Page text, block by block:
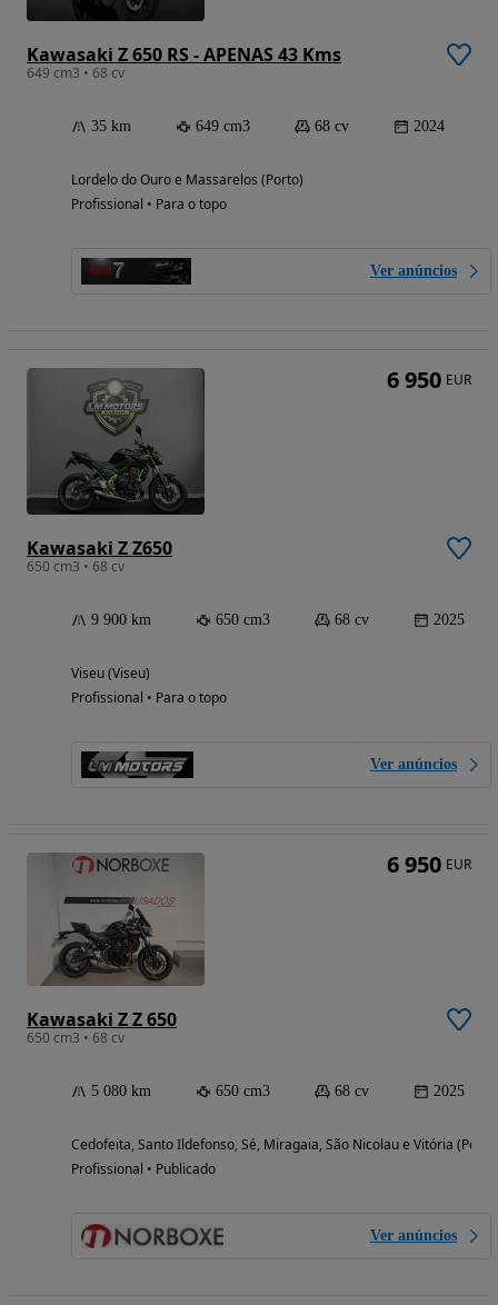
Kawasaki Z 650 RS - APENAS 43 Kms
649 cm3 • 68 cv
35 km 649 cm3 68 cv 2024
Lordelo do Ouro e Massarelos (Porto)
Profissional • Para o topo
Ver anúncios
Kawasaki Z Z650
650 cm3 • 68 cv
9 900 km 650 cm3 68 cv 2025
Viseu (Viseu)
Profissional • Para o topo
Ver anúncios
6 950 EUR
Kawasaki Z Z 650
650 cm3 • 68 cv
5 080 km 650 cm3 68 cv 2025
Cedofeita, Santo Ildefonso, Sé, Miragaia, São Nicolau e Vitória (Porto)
Profissional • Publicado
Ver anúncios
6 950 EUR